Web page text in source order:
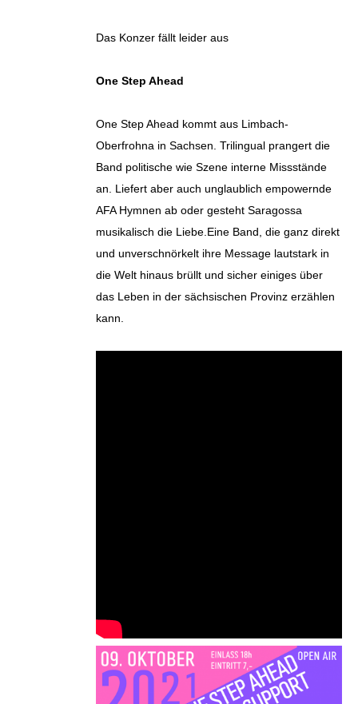
Das Konzer fällt leider aus
One Step Ahead
One Step Ahead kommt aus Limbach-
Oberfrohna in Sachsen. Trilingual prangert die
Band politische wie Szene interne Missstände
an. Liefert aber auch unglaublich empowernde
AFA Hymnen ab oder gesteht Saragossa
musikalisch die Liebe.Eine Band, die ganz direkt
und unverschnörkelt ihre Message lautstark in
die Welt hinaus brüllt und sicher einiges über
das Leben in der sächsischen Provinz erzählen
kann.